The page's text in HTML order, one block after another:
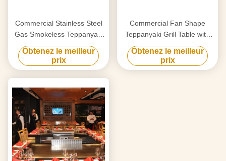
Commercial Stainless Steel
Gas Smokeless Teppanyaki
Grill Table with 8000W
Power and 220-240V/380V
Voltage
Obtenez le meilleur
prix
Commercial Fan Shape
Teppanyaki Grill Table with
220-240 V 380 V 8000w
Power for Restaurant &
Hotel
Obtenez le meilleur
prix